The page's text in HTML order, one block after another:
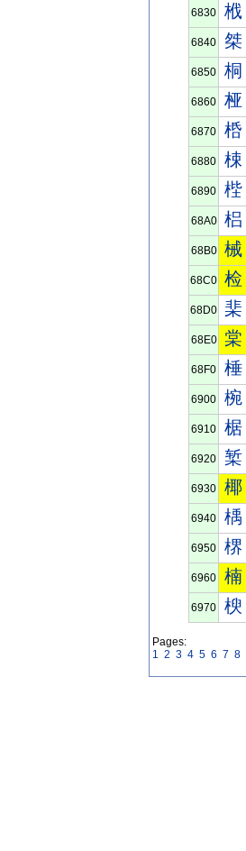
6830 栰
6840 桀
6850 桐
6860 桠
6870 桰
6880 梀
6890 梐
68A0 梠
68B0 械
68C0 检
68D0 棐
68E0 棠
68F0 棰
6900 椀
6910 椐
6920 椠
6930 椰
6940 楀
6950 楐
6960 楠
6970 楰
Pages:
1 2 3 4 5 6 7 8